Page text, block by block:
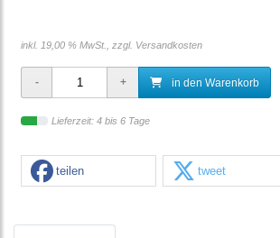
inkl. 19,00 % MwSt., zzgl. Versandkosten
in den Warenkorb
Lieferzeit: 4 bis 6 Tage
teilen tweet